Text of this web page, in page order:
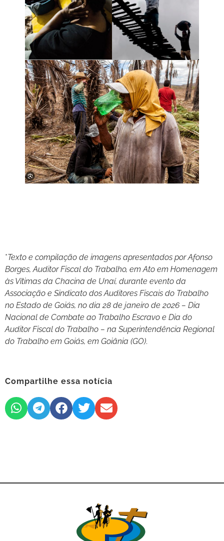
*Texto e compilação de imagens apresentados por Afonso
Borges, Auditor Fiscal do Trabalho, em Ato em Homenagem
às Vítimas da Chacina de Unaí, durante evento da
Associação e Sindicato dos Auditores Fiscais do Trabalho
no Estado de Goiás, no dia 28 de janeiro de 2026 – Dia
Nacional de Combate ao Trabalho Escravo e Dia do
Auditor Fiscal do Trabalho – na Superintendência Regional
do Trabalho em Goiás, em Goiânia (GO).
Compartilhe essa notícia